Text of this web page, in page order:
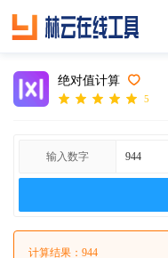
绝对值计算
5
输入数字
计算结果：944